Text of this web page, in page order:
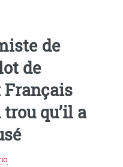
de
de
Français
qu’il a